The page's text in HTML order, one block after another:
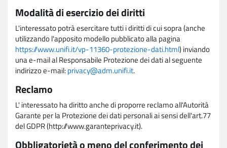
Modalità di esercizio dei diritti
L'interessato potrà esercitare tutti i diritti di cui sopra (anche
utilizzando l'apposito modello pubblicato alla pagina
https://www.unifi.it/vp-11360-protezione-dati.html) inviando
una e-mail al Responsabile Protezione dei dati al seguente
indirizzo e-mail:privacy@adm.unifi.it.
Reclamo
L' interessato ha diritto anche di proporre reclamo all'Autorità
Garante per la Protezione dei dati personali ai sensi dell'art.77
del GDPR (http://www.garanteprivacy.it).
Obbligatorietà o meno del conferimento dei